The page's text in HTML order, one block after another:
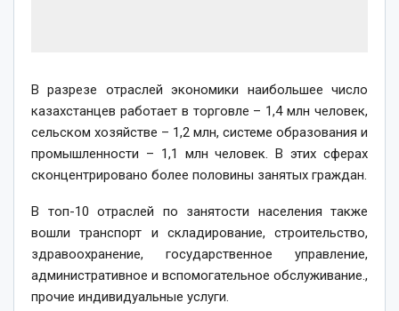
В разрезе отраслей экономики наибольшее число
казахстанцев работает в торговле – 1,4 млн человек,
сельском хозяйстве – 1,2 млн, системе образования и
промышленности – 1,1 млн человек. В этих сферах
сконцентрировано более половины занятых граждан.
В топ-10 отраслей по занятости населения также
вошли транспорт и складирование, строительство,
здравоохранение, государственное управление,
административное и вспомогательное обслуживание.,
прочие индивидуальные услуги.